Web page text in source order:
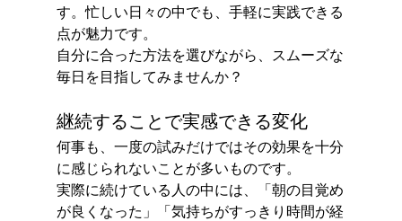
す。忙しい日々の中でも、手軽に実践できる
点が魅力です。
自分に合った方法を選びながら、スムーズな
毎日を目指してみませんか？
継続することで実感できる変化
何事も、一度の試みだけではその効果を十分
に感じられないことが多いものです。
実際に続けている人の中には、「朝の目覚め
が良くなった」「気持ちがすっきり時間が経